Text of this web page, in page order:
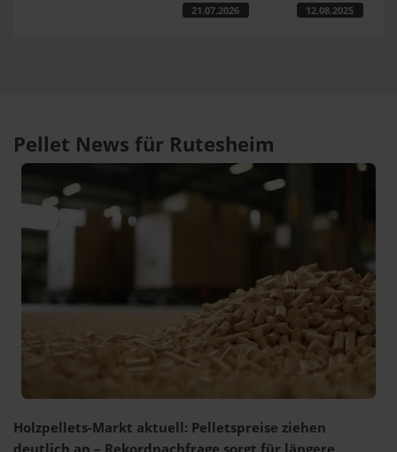
21.07.2026 12.08.2025
Pellet News für Rutesheim
Holzpellets-Markt aktuell: Pelletspreise ziehen